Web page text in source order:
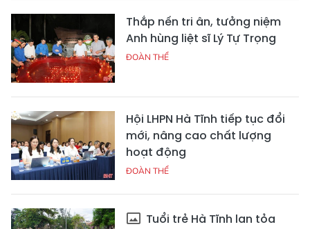
Thắp nến tri ân, tưởng niệm
Anh hùng liệt sĩ Lý Tự Trọng
ĐOÀN THỂ
Hội LHPN Hà Tĩnh tiếp tục đổi
mới, nâng cao chất lượng
hoạt động
ĐOÀN THỂ
Tuổi trẻ Hà Tĩnh lan tỏa